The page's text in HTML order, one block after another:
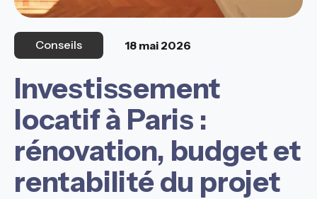
Conseils 18 mai 2026
Investissement
locatif à Paris :
rénovation, budget et
rentabilité du projet